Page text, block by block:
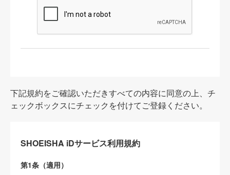
下記規約をご確認いただきすべての内容に同意の上、チ
ェックボックスにチェックを付けてご登録ください。
SHOEISHA iDサービス利用規約
第1条（適用）